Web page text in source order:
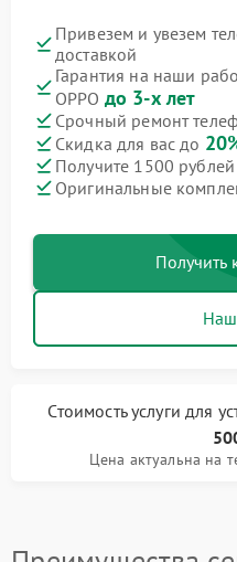
Привезем и увезем
доставкой
Гарантия на наши
OPPO до 3-х лет
Срочный ремонт
Скидка для вас до
Получите 1500
Оригинальные
Получить
Стоимость услугидля
Цена актуальна на